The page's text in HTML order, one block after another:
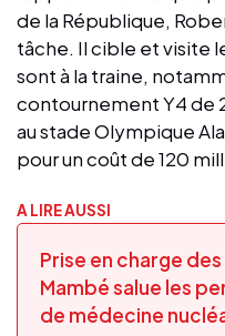
de la République,
tâche. Il cible et visite
sont à la traine,
contournement Y4 de
au stade Olympique
pour un coût de 120
A LIRE AUSSI
Prise en charge
Mambé salue les
de médecine